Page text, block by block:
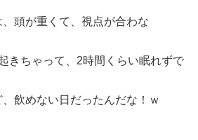
頭が重くて、視点が合わな
きちゃって、2時間くらい眠れずで
飲めない日だったんだな！ｗ